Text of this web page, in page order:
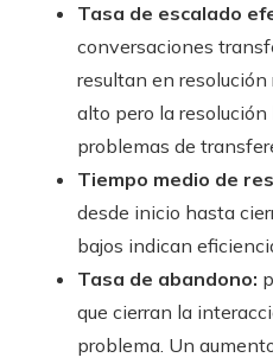
Tasa de escalado
conversaciones
resultan en resolución
alto pero la
problemas de
Tiempo medio de
desde inicio hasta
bajos indican
Tasa de abandono:
que cierran la
problema. Un